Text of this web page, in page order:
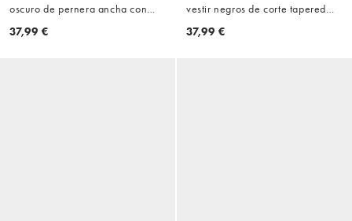
oscuro de pernera ancha con
pinzas de ASOS DESIGN
37,99 €
vestir negros de corte tapered
con cintura elástica y bajos
37,99 €